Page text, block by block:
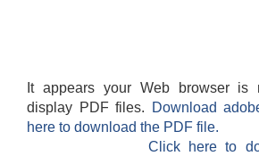
It appears your Web browser is
display PDF files.
Download
here to download the PDF file.
Click here to